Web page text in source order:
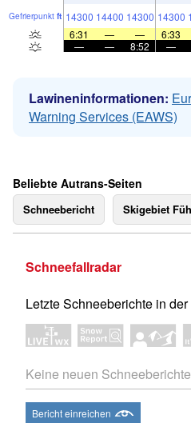
Gefrier­punkt ft 14300 14400 14300 14300
6:31
— — 6:33
—
— 8:52 —
Lawineninformationen:
Warning Services (EAWS)
Beliebte Autrans-Seiten
Schneebericht Skigebiet
Schneefallradar
Letzte Schneeberichte in
Keine neuen Schneeberichte
Bericht einreichen